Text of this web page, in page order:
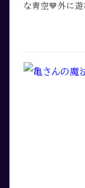
な青空💙外に遊
皆さまに、お